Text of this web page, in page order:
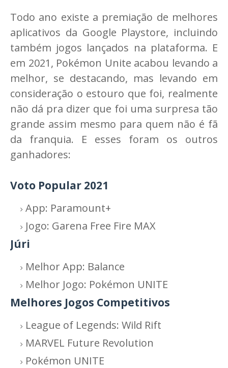
Todo ano existe a premiação de melhores
aplicativos da Google Playstore, incluindo
também jogos lançados na plataforma. E
em 2021, Pokémon Unite acabou levando a
melhor, se destacando, mas levando em
consideração o estouro que foi, realmente
não dá pra dizer que foi uma surpresa tão
grande assim mesmo para quem não é fã
da franquia. E esses foram os outros
ganhadores:
Voto Popular 2021
App: Paramount+
Jogo: Garena Free Fire MAX
Júri
Melhor App: Balance
Melhor Jogo: Pokémon UNITE
Melhores Jogos Competitivos
League of Legends: Wild Rift
MARVEL Future Revolution
Pokémon UNITE